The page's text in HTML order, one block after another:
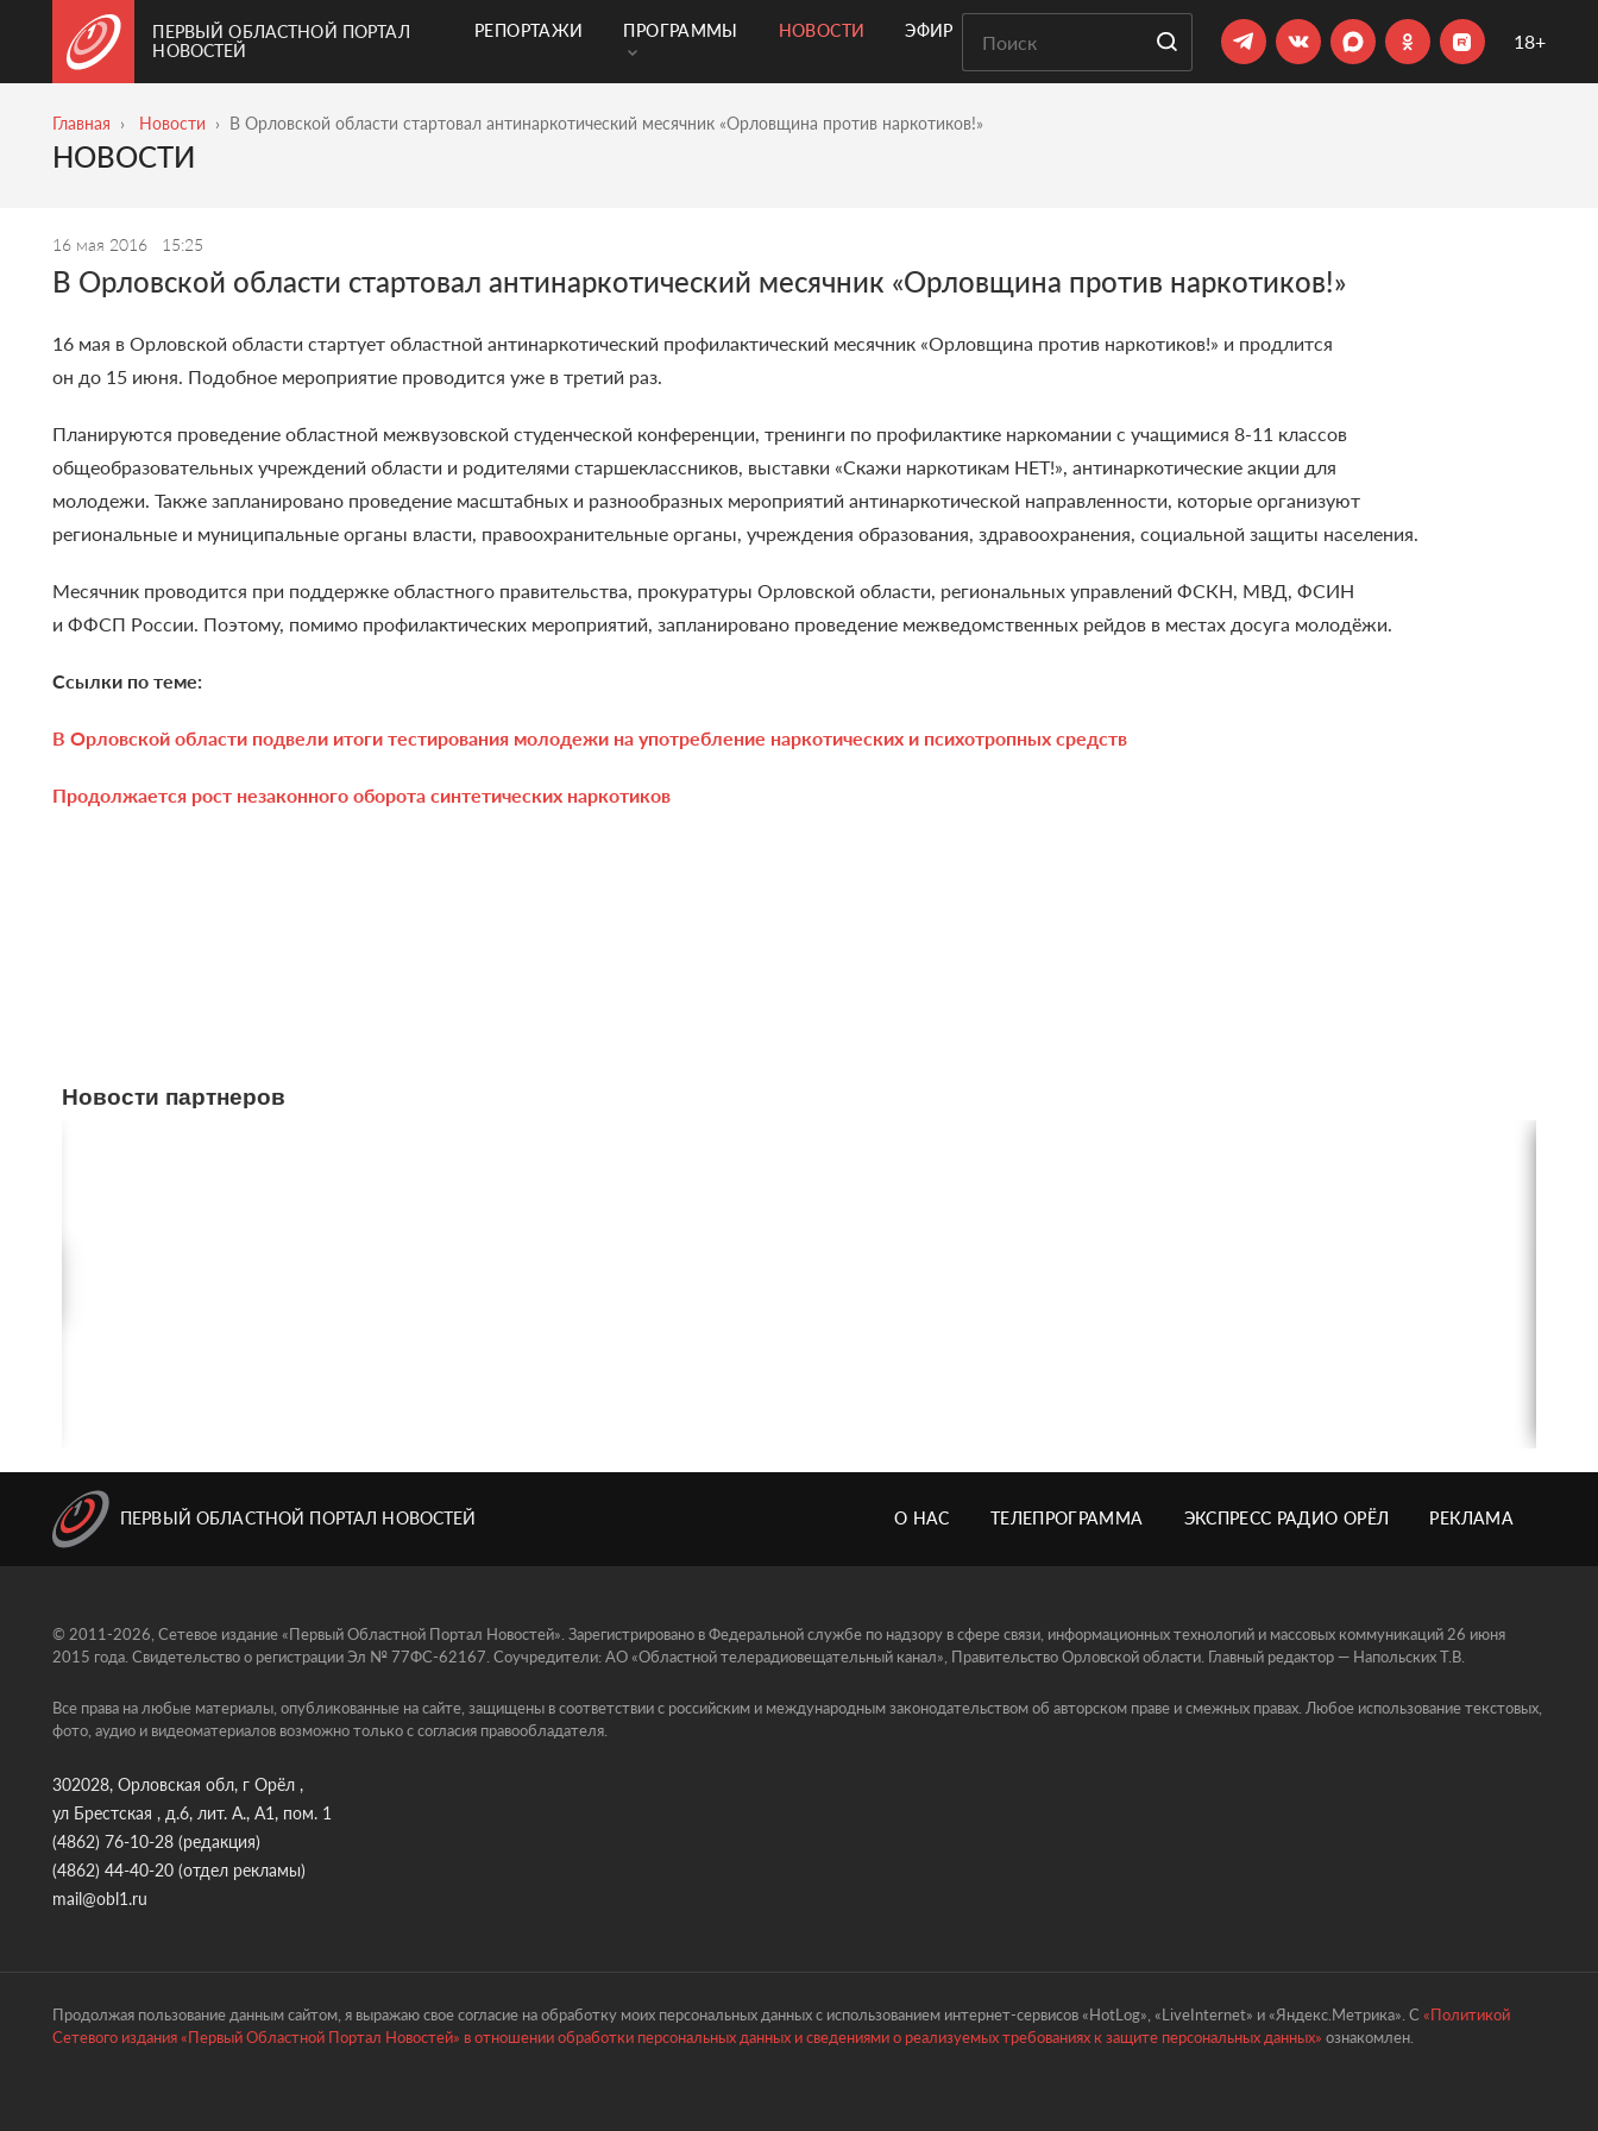
ПЕРВЫЙ ОБЛАСТНОЙ ПОРТАЛ
НОВОСТЕЙ
РЕПОРТАЖИ ПРОГРАММЫ НОВОСТИ ЭФИР 18+
Главная Новости В Орловской области стартовал антинаркотический месячник «Орловщина против наркотиков!»
НОВОСТИ
16 мая 2016 15:25
В Орловской области стартовал антинаркотический месячник «Орловщина против наркотиков!»
16 мая в Орловской области стартует областной антинаркотический профилактический месячник «Орловщина против наркотиков!» и продлится
он до 15 июня. Подобное мероприятие проводится уже в третий раз.
Планируются проведение областной межвузовской студенческой конференции, тренинги по профилактике наркомании с учащимися 8-11 классов
общеобразовательных учреждений области и родителями старшеклассников, выставки «Скажи наркотикам НЕТ!», антинаркотические акции для
молодежи. Также запланировано проведение масштабных и разнообразных мероприятий антинаркотической направленности, которые организуют
региональные и муниципальные органы власти, правоохранительные органы, учреждения образования, здравоохранения, социальной защиты населения.
Месячник проводится при поддержке областного правительства, прокуратуры Орловской области, региональных управлений ФСКН, МВД, ФСИН
и ФФСП России. Поэтому, помимо профилактических мероприятий, запланировано проведение межведомственных рейдов в местах досуга молодёжи.
Ссылки по теме:
В Орловской области подвели итоги тестирования молодежи на употребление наркотических и психотропных средств
Продолжается рост незаконного оборота синтетических наркотиков
Новости партнеров
ПЕРВЫЙ ОБЛАСТНОЙ ПОРТАЛ НОВОСТЕЙ О НАС ТЕЛЕПРОГРАММА ЭКСПРЕСС РАДИО ОРЁЛ РЕКЛАМА
© 2011-2026, Сетевое издание «Первый Областной Портал Новостей». Зарегистрировано в Федеральной службе по надзору в сфере связи, информационных технологий и массовых коммуникаций 26 июня
2015 года. Свидетельство о регистрации Эл № 77ФС-62167. Соучредители: АО «Областной телерадиовещательный канал», Правительство Орловской области. Главный редактор — Напольских Т.В.
Все права на любые материалы, опубликованные на сайте, защищены в соответствии с российским и международным законодательством об авторском праве и смежных правах. Любое использование текстовых,
фото, аудио и видеоматериалов возможно только с согласия правообладателя.
302028, Орловская обл, г Орёл ,
ул Брестская , д.6, лит. А., А1, пом. 1
(4862) 76-10-28 (редакция)
(4862) 44-40-20 (отдел рекламы)
mail@obl1.ru
Продолжая пользование данным сайтом, я выражаю свое согласие на обработку моих персональных данных с использованием интернет-сервисов «HotLog», «LiveInternet» и «Яндекс.Метрика». С«Политикой
Сетевого издания «Первый Областной Портал Новостей» в отношении обработки персональных данных и сведениями о реализуемых требованиях к защите персональных данных»ознакомлен.